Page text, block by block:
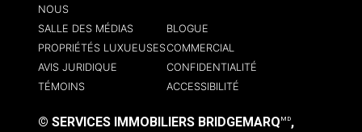
NOUS
SALLE DES MÉDIAS
BLOGUE
PROPRIÉTÉS LUXUEUSESCOMMERCIAL
AVIS JURIDIQUE
CONFIDENTIALITÉ
TÉMOINS
ACCESSIBILITÉ
© SERVICES IMMOBILIERS BRIDGEMARQ MD,